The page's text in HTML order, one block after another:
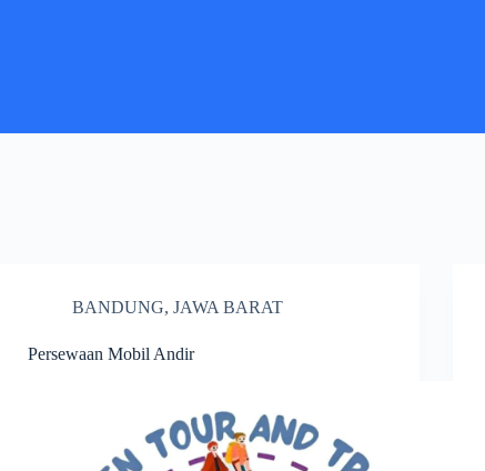
BANDUNG,JAWA BARAT
Persewaan Mobil Andir